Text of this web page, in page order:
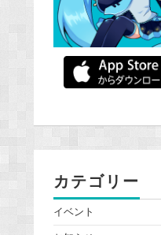
カテゴリー
イベント